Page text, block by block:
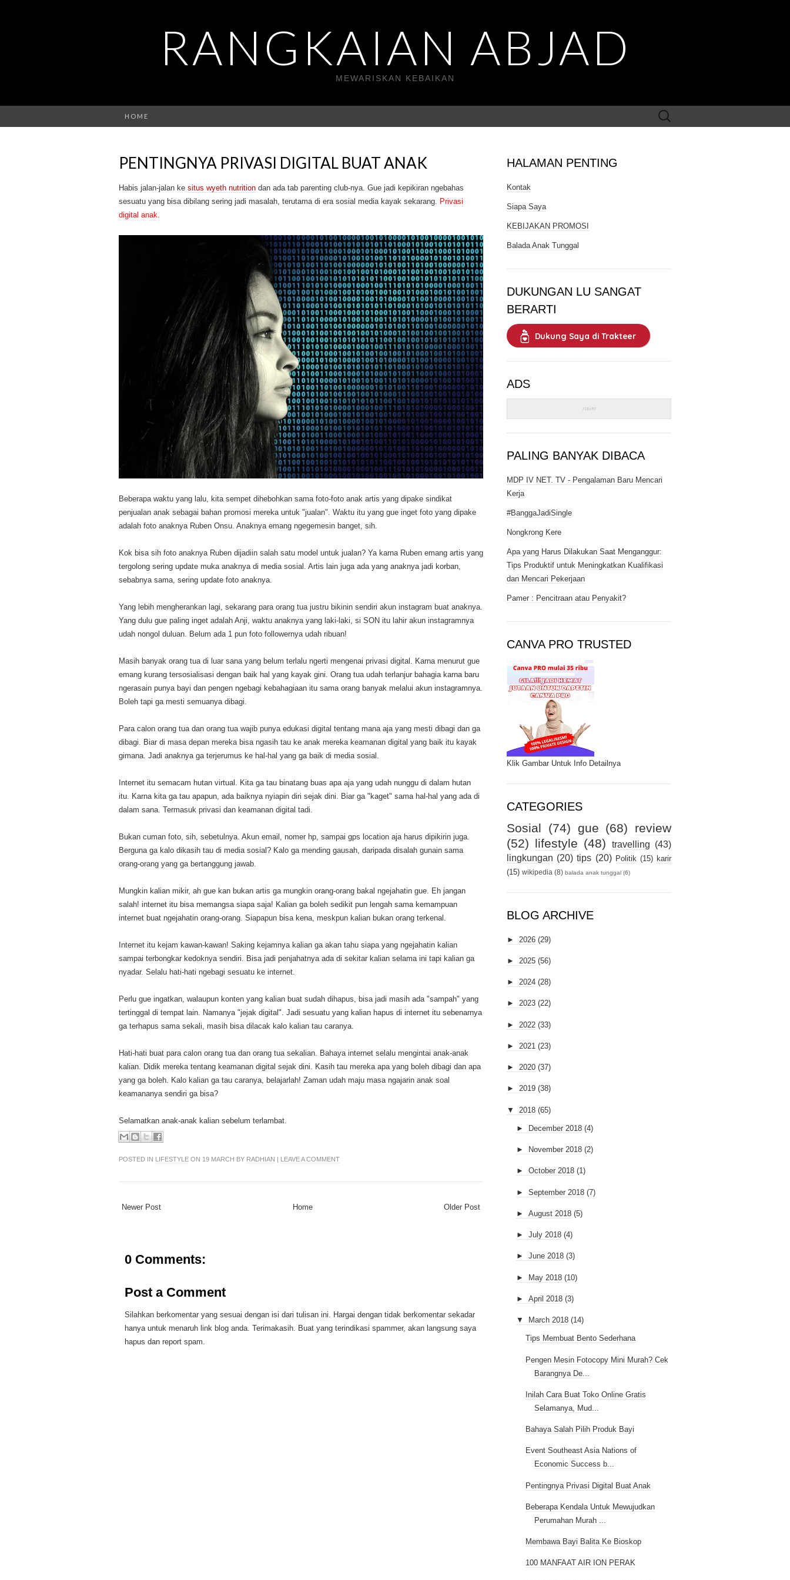
RANGKAIAN ABJAD
MEWARISKAN KEBAIKAN
HOME
Search
for:
PENTINGNYA PRIVASI DIGITAL BUAT ANAK
Habis jalan-jalan ke situs wyeth nutrition dan ada tab parenting club-nya. Gue jadi kepikiran ngebahas
sesuatu yang bisa dibilang sering jadi masalah, terutama di era sosial media kayak sekarang. Privasi
digital anak.
Beberapa waktu yang lalu, kita sempet dihebohkan sama foto-foto anak artis yang dipake sindikat
penjualan anak sebagai bahan promosi mereka untuk "jualan". Waktu itu yang gue inget foto yang dipake
adalah foto anaknya Ruben Onsu. Anaknya emang ngegemesin banget, sih.
Kok bisa sih foto anaknya Ruben dijadiin salah satu model untuk jualan? Ya karna Ruben emang artis yang
tergolong sering update muka anaknya di media sosial. Artis lain juga ada yang anaknya jadi korban,
sebabnya sama, sering update foto anaknya.
Yang lebih mengherankan lagi, sekarang para orang tua justru bikinin sendiri akun instagram buat anaknya.
Yang dulu gue paling inget adalah Anji, waktu anaknya yang laki-laki, si SON itu lahir akun instagramnya
udah nongol duluan. Belum ada 1 pun foto followernya udah ribuan!
Masih banyak orang tua di luar sana yang belum terlalu ngerti mengenai privasi digital. Karna menurut gue
emang kurang tersosialisasi dengan baik hal yang kayak gini. Orang tua udah terlanjur bahagia karna baru
ngerasain punya bayi dan pengen ngebagi kebahagiaan itu sama orang banyak melalui akun instagramnya.
Boleh tapi ga mesti semuanya dibagi.
Para calon orang tua dan orang tua wajib punya edukasi digital tentang mana aja yang mesti dibagi dan ga
dibagi. Biar di masa depan mereka bisa ngasih tau ke anak mereka keamanan digital yang baik itu kayak
gimana. Jadi anaknya ga terjerumus ke hal-hal yang ga baik di media sosial.
Internet itu semacam hutan virtual. Kita ga tau binatang buas apa aja yang udah nunggu di dalam hutan
itu. Karna kita ga tau apapun, ada baiknya nyiapin diri sejak dini. Biar ga "kaget" sama hal-hal yang ada di
dalam sana. Termasuk privasi dan keamanan digital tadi.
Bukan cuman foto, sih, sebetulnya. Akun email, nomer hp, sampai gps location aja harus dipikirin juga.
Berguna ga kalo dikasih tau di media sosial? Kalo ga mending gausah, daripada disalah gunain sama
orang-orang yang ga bertanggung jawab.
Mungkin kalian mikir, ah gue kan bukan artis ga mungkin orang-orang bakal ngejahatin gue. Eh jangan
salah! internet itu bisa memangsa siapa saja! Kalian ga boleh sedikit pun lengah sama kemampuan
internet buat ngejahatin orang-orang. Siapapun bisa kena, meskpun kalian bukan orang terkenal.
Internet itu kejam kawan-kawan! Saking kejamnya kalian ga akan tahu siapa yang ngejahatin kalian
sampai terbongkar kedoknya sendiri. Bisa jadi penjahatnya ada di sekitar kalian selama ini tapi kalian ga
nyadar. Selalu hati-hati ngebagi sesuatu ke internet.
Perlu gue ingatkan, walaupun konten yang kalian buat sudah dihapus, bisa jadi masih ada "sampah" yang
tertinggal di tempat lain. Namanya "jejak digital". Jadi sesuatu yang kalian hapus di internet itu sebenarnya
ga terhapus sama sekali, masih bisa dilacak kalo kalian tau caranya.
Hati-hati buat para calon orang tua dan orang tua sekalian. Bahaya internet selalu mengintai anak-anak
kalian. Didik mereka tentang keamanan digital sejak dini. Kasih tau mereka apa yang boleh dibagi dan apa
yang ga boleh. Kalo kalian ga tau caranya, belajarlah! Zaman udah maju masa ngajarin anak soal
keamananya sendiri ga bisa?
Selamatkan anak-anak kalian sebelum terlambat.
POSTED IN LIFESTYLE ON 19 MARCH BY RADHIAN | LEAVE A COMMENT
Newer Post Older Post
Home
0 Comments:
Post a Comment
Silahkan berkomentar yang sesuai dengan isi dari tulisan ini. Hargai dengan tidak berkomentar sekadar
hanya untuk menaruh link blog anda. Terimakasih. Buat yang terindikasi spammer, akan langsung saya
hapus dan report spam.
HALAMAN PENTING
Kontak
Siapa Saya
KEBIJAKAN PROMOSI
Balada Anak Tunggal
DUKUNGAN LU SANGAT
BERARTI
Dukung Saya di Trakteer
ADS
PALING BANYAK DIBACA
MDP IV NET. TV - Pengalaman Baru Mencari
Kerja
#BanggaJadiSingle
Nongkrong Kere
Apa yang Harus Dilakukan Saat Menganggur:
Tips Produktif untuk Meningkatkan Kualifikasi
dan Mencari Pekerjaan
Pamer : Pencitraan atau Penyakit?
CANVA PRO TRUSTED
Klik Gambar Untuk Info Detailnya
CATEGORIES
Sosial (74) gue (68)
review
(52) lifestyle (48) travelling (43)
lingkungan (20) tips (20) Politik (15) karir
(15) wikipedia (8) balada anak tunggal (6)
BLOG ARCHIVE
► 2026 (29)
► 2025 (56)
► 2024 (28)
► 2023 (22)
► 2022 (33)
► 2021 (23)
► 2020 (37)
► 2019 (38)
▼ 2018 (65)
► December 2018 (4)
► November 2018 (2)
► October 2018 (1)
► September 2018 (7)
► August 2018 (5)
► July 2018 (4)
► June 2018 (3)
► May 2018 (10)
► April 2018 (3)
▼ March 2018 (14)
Tips Membuat Bento Sederhana
Pengen Mesin Fotocopy Mini Murah? Cek
Barangnya De...
Inilah Cara Buat Toko Online Gratis
Selamanya, Mud...
Bahaya Salah Pilih Produk Bayi
Event Southeast Asia Nations of
Economic Success b...
Pentingnya Privasi Digital Buat Anak
Beberapa Kendala Untuk Mewujudkan
Perumahan Murah ...
Membawa Bayi Balita Ke Bioskop
100 MANFAAT AIR ION PERAK